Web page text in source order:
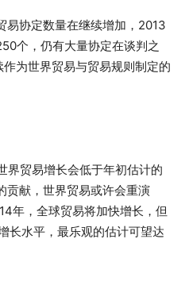
易协定数量在继续增加，2013
个，仍有大量协定在谈判之
为世界贸易与贸易规则制定的
界贸易增长会低于年初估计的
贡献，世界贸易或许会重演
年，全球贸易将加快增长，但
长水平，最乐观的估计可望达